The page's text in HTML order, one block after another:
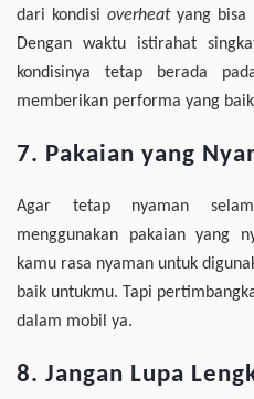
dari kondisi overheatyang bisa
Dengan waktu istirahat
kondisinya tetap berada
memberikan performa yang
7. Pakaian yang
Agar tetap nyaman
menggunakan pakaian yang
kamu rasa nyaman untuk
baik untukmu. Tapi
dalam mobil ya.
8. Jangan Lupa